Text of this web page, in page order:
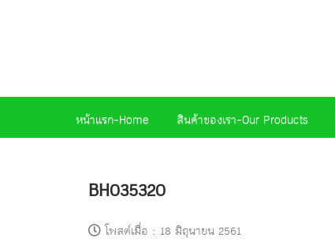
หน้าแรก-Home สินค้าของเรา-Our Products
BH035320
โพสต์เมื่อ : 18 มิถุนายน 2561